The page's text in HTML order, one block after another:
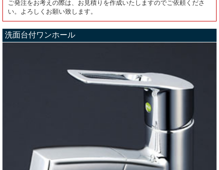
ご発注をお考えの際は、お見積りを作成いたしますのでご依頼くださ
い。よろしくお願い致します。
洗面台付ワンホール